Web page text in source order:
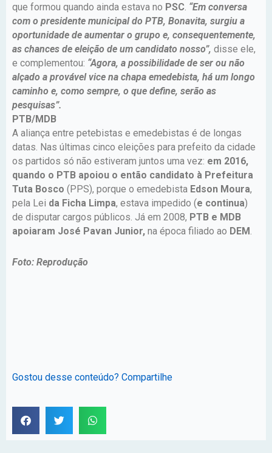
que formou quando ainda estava no PSC. “Em conversa
com o presidente municipal do PTB, Bonavita, surgiu a
oportunidade de aumentar o grupo e, consequentemente,
as chances de eleição de um candidato nosso”, disse ele,
e complementou: “Agora, a possibilidade de ser ou não
alçado a provável vice na chapa emedebista, há um longo
caminho e, como sempre, o que define, serão as
pesquisas”.
PTB/MDB
A aliança entre petebistas e emedebistas é de longas
datas. Nas últimas cinco eleições para prefeito da cidade
os partidos só não estiveram juntos uma vez: em 2016,
quando o PTB apoiou o então candidato à Prefeitura
Tuta Bosco (PPS), porque o emedebista Edson Moura,
pela Lei da Ficha Limpa, estava impedido (e continua)
de disputar cargos públicos. Já em 2008, PTB e MDB
apoiaram José Pavan Junior, na época filiado ao DEM.
Foto: Reprodução
Gostou desse conteúdo? Compartilhe